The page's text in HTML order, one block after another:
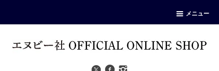
メニュー